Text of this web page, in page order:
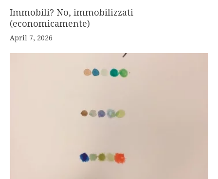
Immobili? No, immobilizzati
(economicamente)
April 7, 2026